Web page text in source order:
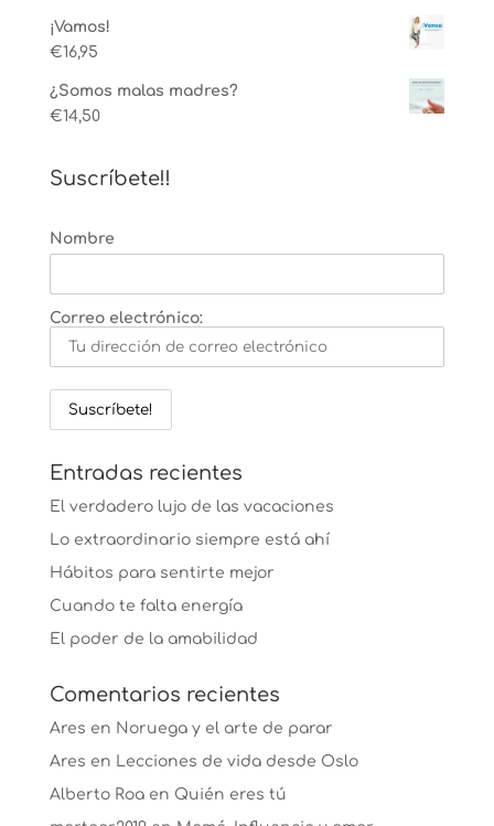
¡Vamos!
€16,95
¿Somos malas madres?
€14,50
Suscríbete!!
Nombre
Correo electrónico:
Entradas recientes
El verdadero lujo de las vacaciones
Lo extraordinario siempre está ahí
Hábitos para sentirte mejor
Cuando te falta energía
El poder de la amabilidad
Comentarios recientes
Ares en Noruega y el arte de parar
Ares en Lecciones de vida desde Oslo
Alberto Roaen Quién eres tú